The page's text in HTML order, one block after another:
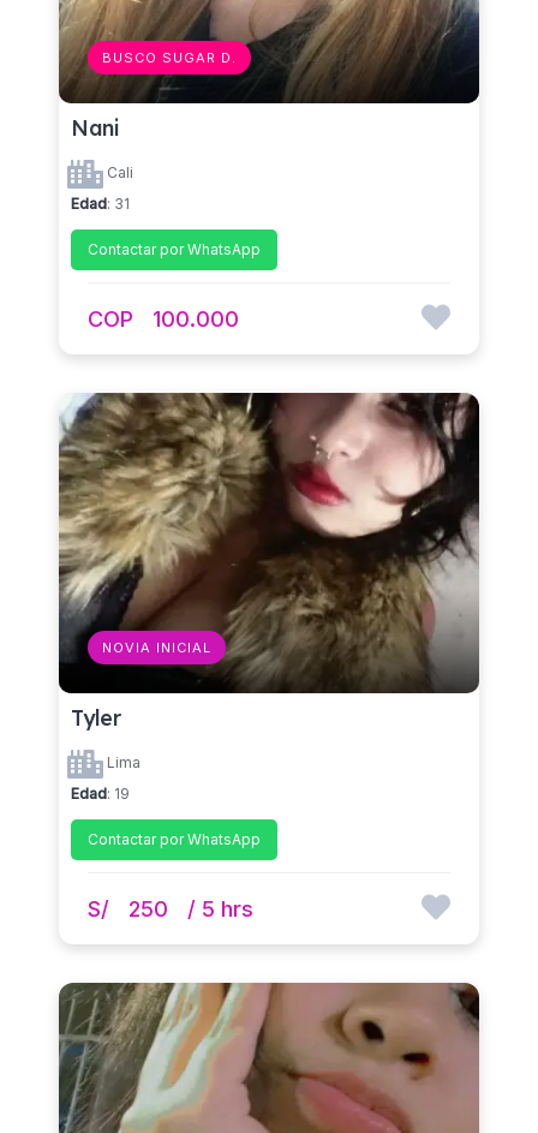
BUSCO SUGAR D.
Nani
Cali
Edad: 31
Contactar por WhatsApp
COP 100.000
NOVIA INICIAL
Tyler
Lima
Edad: 19
Contactar por WhatsApp
S/ 250 / 5 hrs